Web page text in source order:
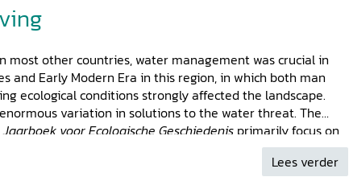
most other countries, water management was crucial in
and Early Modern Era in this region, in which both man
ecological conditions strongly affected the landscape.
variation in solutions to the water threat. The
Jaarboek voor Ecologische Geschiedenis primarily focus on
between society and the environment: social-political and
factors prove to explain why the solutions implemented
Lees verder